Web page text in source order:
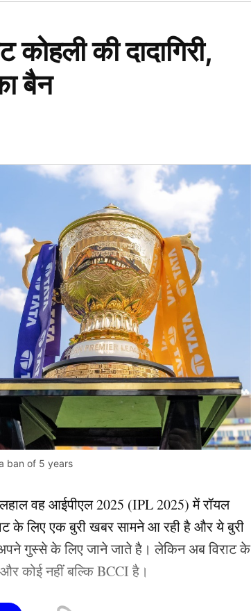
Open
की दादागिरी,
बैन
ban of 5 years
वह आईपीएल 2025 (IPL 2025) में रॉयल
लिए एक बुरी खबर सामने आ रही है और ये बुरी
गुस्से के लिए जाने जाते है। लेकिन अब विराट के
कोई नहीं बल्कि BCCI है।